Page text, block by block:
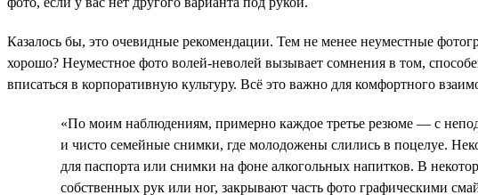
Казалось бы, это очевидные рекомендации. Тем не менее неуместные
хорошо? Неуместное фото волей-неволей вызывает сомнения в том,
вписаться в корпоративную культуру. Всё это важно для комфортного
«По моим наблюдениям, примерно каждое третье резюме — с
и чисто семейные снимки, где молодожены слились в поцелуе.
для паспорта или снимки на фоне алкогольных напитков. В
собственных рук или ног, закрывают часть фото графическими